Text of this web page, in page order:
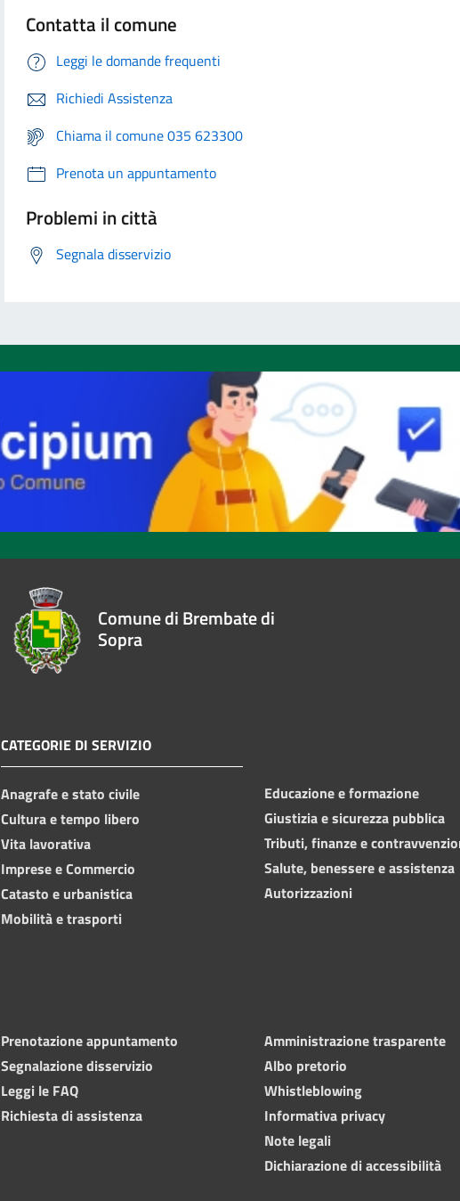
Contatta il comune
Leggi le domande frequenti
Richiedi Assistenza
Chiama il comune 035 623300
Prenota un appuntamento
Problemi in città
Segnala disservizio
Comune di Brembate di
Sopra
CATEGORIE DI SERVIZIO
Anagrafe e stato civile
Cultura e tempo libero
Vita lavorativa
Imprese e Commercio
Catasto e urbanistica
Mobilità e trasporti
Educazione e formazione
Giustizia e sicurezza pubblica
Tributi, finanze e
Salute, benessere e assistenza
Autorizzazioni
Prenotazione appuntamento
Segnalazione disservizio
Leggi le FAQ
Richiesta di assistenza
Amministrazione trasparente
Albo pretorio
Whistleblowing
Informativa privacy
Note legali
Dichiarazione di accessibilità